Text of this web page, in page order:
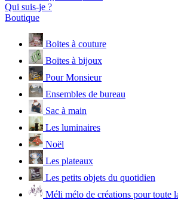
Qui suis-je ?
Boutique
Boites à couture
Boïtes à bijoux
Pour Monsieur
Ensembles de bureau
Sac à main
Les luminaires
Noël
Les plateaux
Les petits objets du quotidien
Méli mélo de créations pour toute